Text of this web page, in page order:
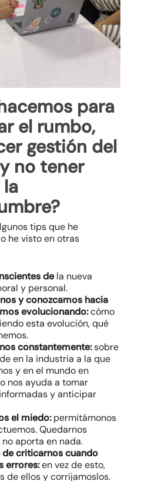
para
el rumbo,
gestión del
no tener
tips que he
he visto en otras
dela nueva
y personal.
y conozcamos hacia
evolucionando:cómo
esta evolución, qué
constantemente:sobre
en la industria a la que
y en el mundo en
nos ayuda a tomar
y anticipar
el miedo:permitámonos
Quedarnos
aporta en nada.
de criticarnos cuando
errores:en vez de esto,
de ellos y corrijamoslos.